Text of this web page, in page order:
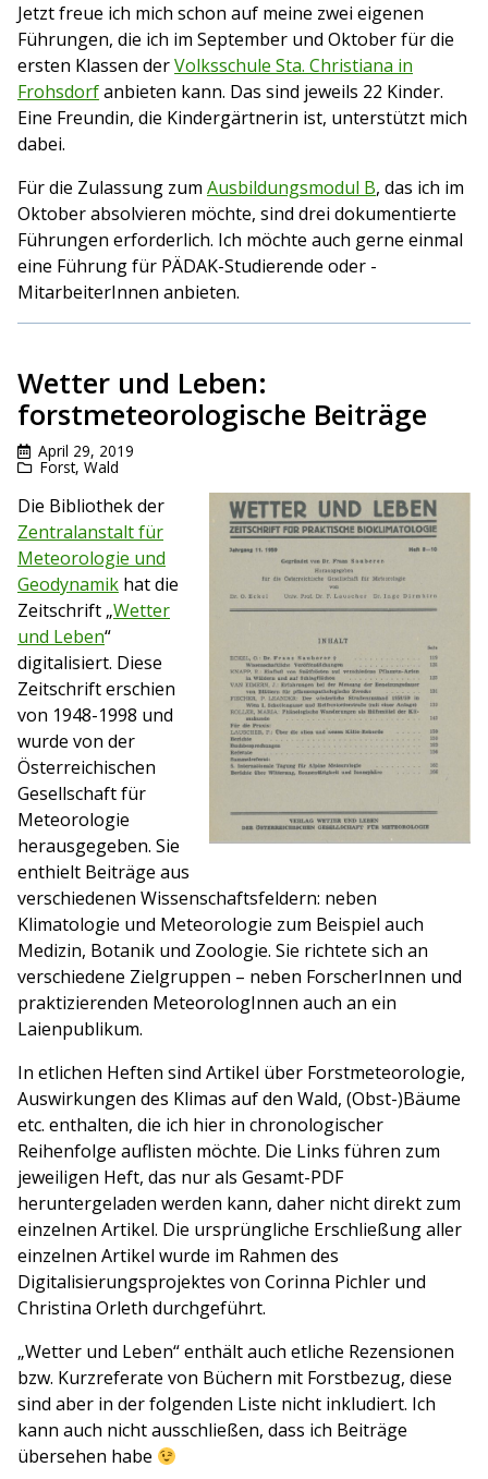
Jetzt freue ich mich schon auf meine zwei eigenen
Führungen, die ich im September und Oktober für die
ersten Klassen derVolksschule Sta. Christiana in
Frohsdorfanbieten kann. Das sind jeweils 22 Kinder.
Eine Freundin, die Kindergärtnerin ist, unterstützt mich
dabei.
Für die Zulassung zum Ausbildungsmodul B, das ich im
Oktober absolvieren möchte, sind drei dokumentierte
Führungen erforderlich. Ich möchte auch gerne einmal
eine Führung für PÄDAK-Studierende oder -
MitarbeiterInnen anbieten.
Wetter und Leben:
forstmeteorologische Beiträge
April 29, 2019
Forst, Wald
Die Bibliothek der
Zentralanstalt für
Meteorologie und
Geodynamik hat die
Zeitschrift „Wetter
und Leben“
digitalisiert. Diese
Zeitschrift erschien
von 1948-1998 und
wurde von der
Österreichischen
Gesellschaft für
Meteorologie
herausgegeben. Sie
enthielt Beiträge aus
verschiedenen Wissenschaftsfeldern: neben
Klimatologie und Meteorologie zum Beispiel auch
Medizin, Botanik und Zoologie. Sie richtete sich an
verschiedene Zielgruppen – neben ForscherInnen und
praktizierenden MeteorologInnen auch an ein
Laienpublikum.
In etlichen Heften sind Artikel über Forstmeteorologie,
Auswirkungen des Klimas auf den Wald, (Obst-)Bäume
etc. enthalten, die ich hier in chronologischer
Reihenfolge auflisten möchte. Die Links führen zum
jeweiligen Heft, das nur als Gesamt-PDF
heruntergeladen werden kann, daher nicht direkt zum
einzelnen Artikel. Die ursprüngliche Erschließung aller
einzelnen Artikel wurde im Rahmen des
Digitalisierungsprojektes von Corinna Pichler und
Christina Orleth durchgeführt.
„Wetter und Leben“ enthält auch etliche Rezensionen
bzw. Kurzreferate von Büchern mit Forstbezug, diese
sind aber in der folgenden Liste nicht inkludiert. Ich
kann auch nicht ausschließen, dass ich Beiträge
übersehen habe